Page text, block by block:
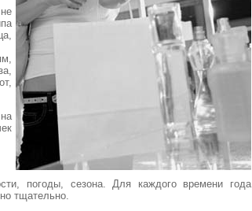
погоды, сезона. Для каждого времени года
тщательно.